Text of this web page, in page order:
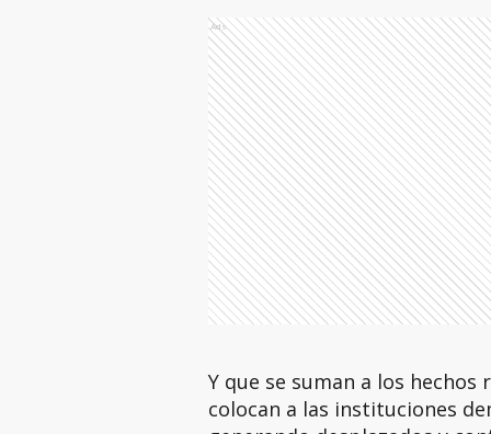
Ads
Y que se suman a los
colocan a las instituciones